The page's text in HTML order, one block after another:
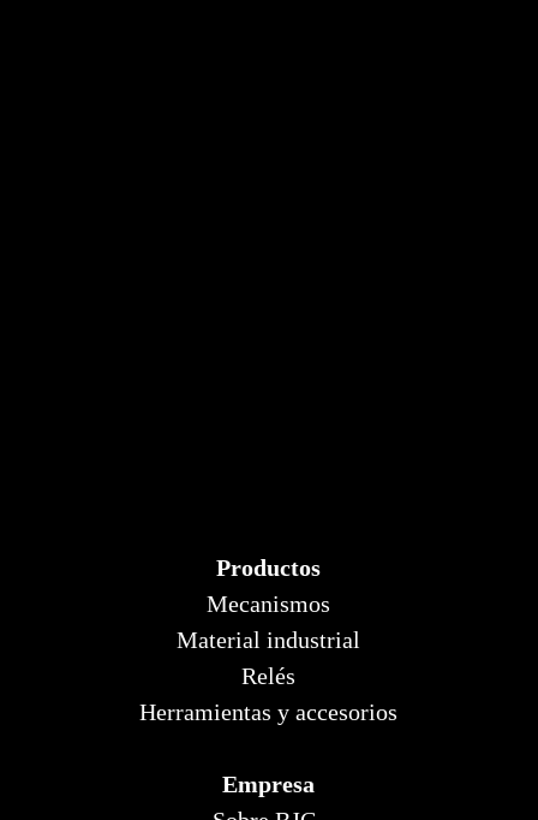
Productos
Mecanismos
Material industrial
Relés
Herramientas y accesorios
Empresa